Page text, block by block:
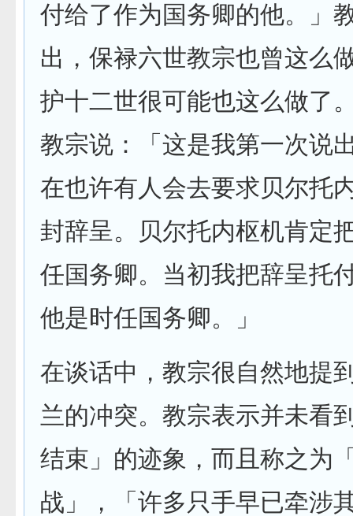
付给了作为国务卿的他。」
出，保禄六世教宗也曾这么
护十二世很可能也这么做了
教宗说：「这是我第一次说
在也许有人会去要求贝尔托
封辞呈。贝尔托内枢机肯定
任国务卿。当初我把辞呈托
他是时任国务卿。」
在谈话中，教宗很自然地提
兰的冲突。教宗表示并未看
结束」的迹象，而且称之为
战」，「许多只手早已牵涉